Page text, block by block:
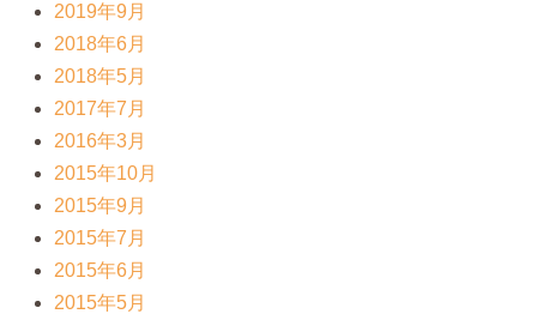
2019年9月
2018年6月
2018年5月
2017年7月
2016年3月
2015年10月
2015年9月
2015年7月
2015年6月
2015年5月